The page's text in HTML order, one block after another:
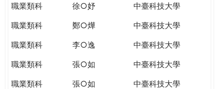
職業類科
徐○妤
中臺科技大學
職業類科
鄭○燁
中臺科技大學
職業類科
李○逸
中臺科技大學
職業類科
張○如
中臺科技大學
職業類科
張○如
中臺科技大學